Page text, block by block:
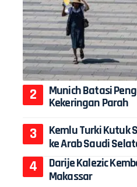
Munich Batasi
Kekeringan Parah
Kemlu Turki Kutuk
ke Arab Saudi
Darije Kalezic
Makassar